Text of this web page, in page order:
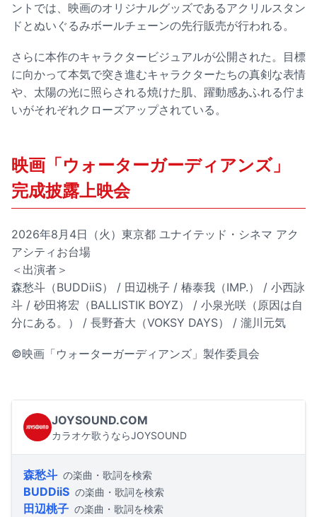
ントでは、映画のオリジナルグッズであるアクリルスタン
ドとぬいぐるみボールチェーンの先行販売が行われる。
さらに本作のキャラクタービジュアルが公開された。目標
に向かって本気で突き進むキャラクターたちの真剣な表情
や、太陽の光に照らされる焼けた肌、躍動感あふれる佇ま
いがそれぞれクローズアップされている。
映画「ウォーターガーディアンズ」
完成披露上映会
2026年8月4日（火）東京都 ユナイテッド・シネマ アク
アシティお台場
＜出演者＞
森愁斗（BUDDiiS） / 田辺桃子 / 椿泰我（IMP.） / 小西詠
斗 / 砂田将宏（BALLISTIK BOYZ） / 小泉光咲（原因は自
分にある。） / 長野蒼大（VOKSY DAYS） / 瀧川元気
©︎映画「ウォーターガーディアンズ」製作委員会
JOYSOUND.COM
カラオケ歌うならJOYSOUND
森愁斗 の楽曲・歌詞を検索
BUDDiiS の楽曲・歌詞を検索
田辺桃子 の楽曲・歌詞を検索